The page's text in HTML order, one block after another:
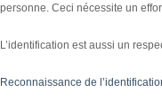
personne. Ceci nécessite un
L’identification est aussi un
Reconnaissance de